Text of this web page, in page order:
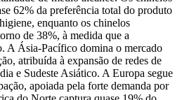
62% da preferência total do produto
enquanto os chinelos
de 38%, à medida que a
A Ásia-Pacífico domina o mercado
atribuída à expansão de redes de
e Sudeste Asiático. A Europa segue
apoiada pela forte demanda por